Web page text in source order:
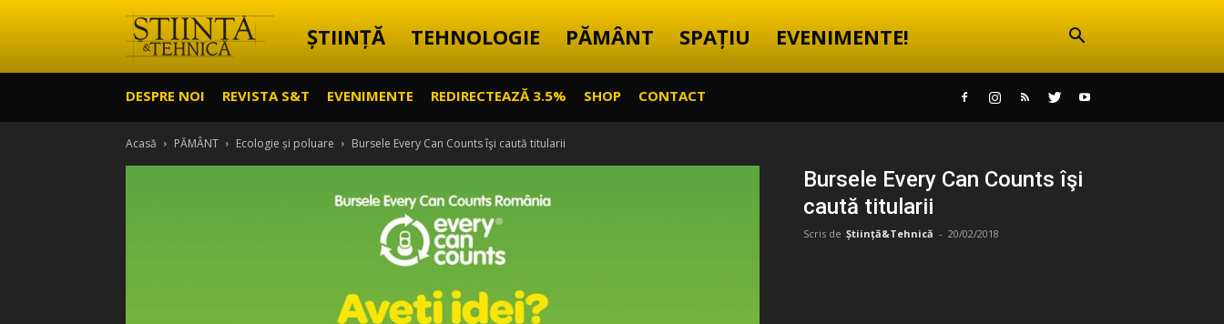
Știință
ȘTIINȚĂ TEHNOLOGIE PĂMÂNT SPAȚIU EVENIMENTE!
DESPRE NOI REVISTA S&T EVENIMENTE REDIRECTEAZĂ 3.5% SHOP CONTACT
Acasă PĂMÂNT Ecologie și poluare Bursele Every Can Counts îşi caută titularii
Bursele Every Can Counts îşi
caută titularii
Scris de Știință&Tehnică - 20/02/2018